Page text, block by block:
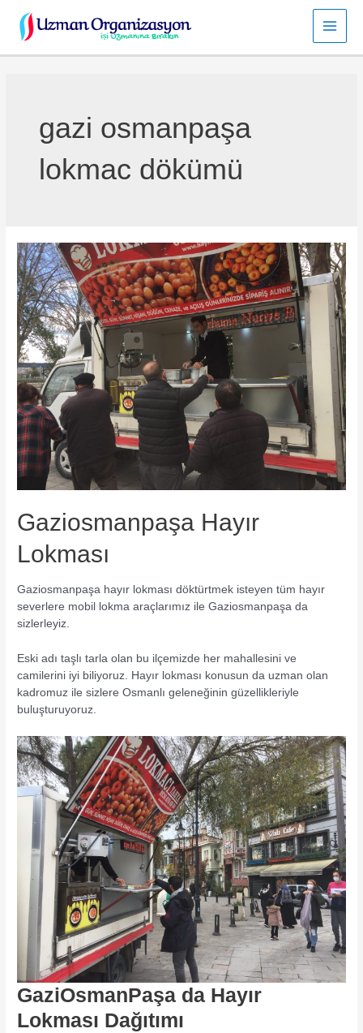
Main
gazi osmanpaşa
lokmac dökümü
Gaziosmanpaşa Hayır
Lokması
Gaziosmanpaşa hayır lokması döktürtmek isteyen tüm hayır
severlere mobil lokma araçlarımız ile Gaziosmanpaşa da
sizlerleyiz.
Eski adı taşlı tarla olan bu ilçemizde her mahallesini ve
camilerini iyi biliyoruz. Hayır lokması konusun da uzman olan
kadromuz ile sizlere Osmanlı geleneğinin güzellikleriyle
buluşturuyoruz.
GaziOsmanPaşa da Hayır
Lokması Dağıtımı